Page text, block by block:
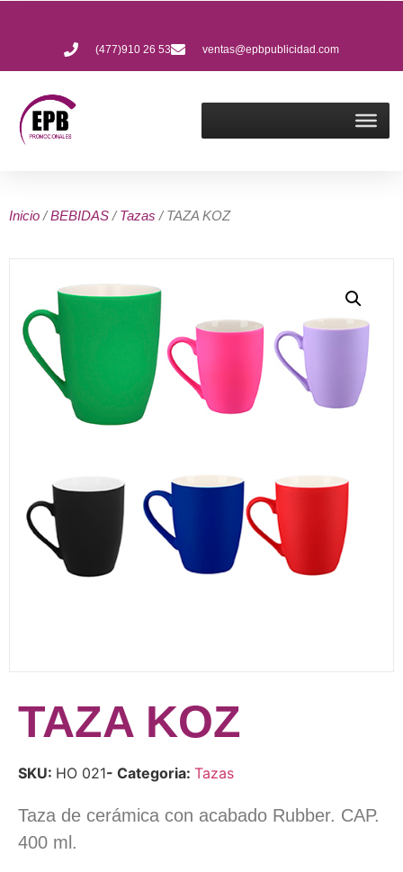
(477)910 26 53 ventas@epbpublicidad.com
Inicio /BEBIDAS /Tazas / TAZA KOZ
TAZA KOZ
SKU: HO 021- Categoria: Tazas
Taza de cerámica con acabado Rubber. CAP.
400 ml.